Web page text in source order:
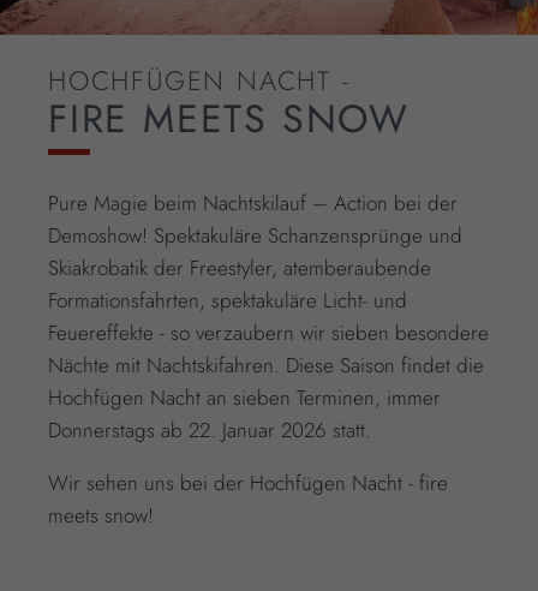
HOCHFÜGEN NACHT -
FIRE MEETS SNOW
Pure Magie beim Nachtskilauf – Action bei der
Demoshow! Spektakuläre Schanzensprünge und
Skiakrobatik der Freestyler, atemberaubende
Formationsfahrten, spektakuläre Licht- und
Feuereffekte - so verzaubern wir sieben besondere
Nächte mit Nachtskifahren. Diese Saison findet die
Hochfügen Nacht an sieben Terminen, immer
Donnerstags ab 22. Januar 2026 statt.
Wir sehen uns bei der Hochfügen Nacht - fire
meets snow!